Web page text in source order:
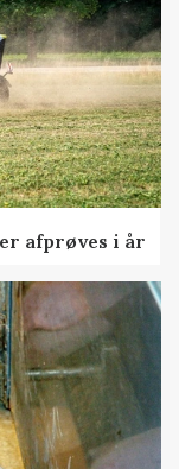
afprøves i år